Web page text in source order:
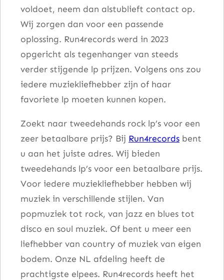
voldoet, neem dan alstublieft contact op.
Wij zorgen dan voor een passende
oplossing. Run4records werd in 2023
opgericht als tegenhanger van steeds
verder stijgende lp prijzen. Volgens ons zou
iedere muziekliefhebber zijn of haar
favoriete lp moeten kunnen kopen.
Zoekt naar tweedehands rock lp’s voor een
zeer betaalbare prijs? Bij Run4records bent
u aan het juiste adres. Wij bieden
tweedehands lp’s voor een betaalbare prijs.
Voor iedere muziekliefhebber hebben wij
muziek in verschillende stijlen. Van
popmuziek tot rock, van jazz en blues tot
disco en soul muziek. Of bent u meer een
liefhebber van country of muziek van eigen
bodem. Onze NL afdeling heeft de
prachtigste elpees. Run4records heeft het